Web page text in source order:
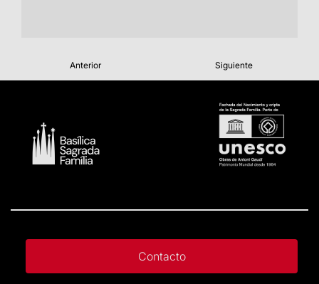
Anterior Siguiente
Contacto